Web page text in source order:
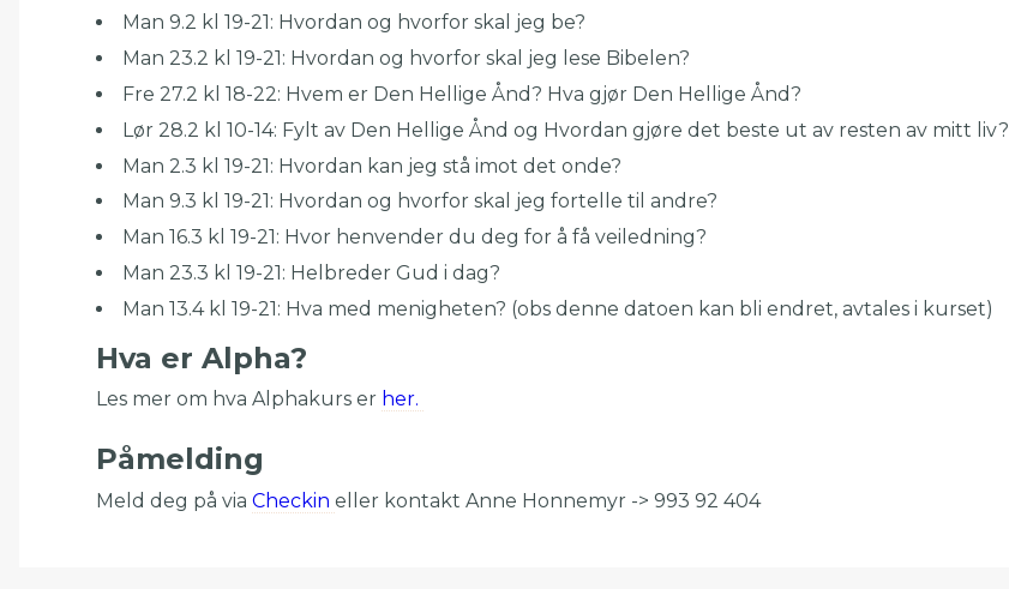
Man 9.2 kl 19-21: Hvordan og hvorfor skal jeg be?
Man 23.2 kl 19-21: Hvordan og hvorfor skal jeg lese Bibelen?
Fre 27.2 kl 18-22: Hvem er Den Hellige Ånd? Hva gjør Den Hellige Ånd?
Lør 28.2 kl 10-14: Fylt av Den Hellige Ånd og Hvordan gjøre det beste ut av resten av mitt liv?
Man 2.3 kl 19-21: Hvordan kan jeg stå imot det onde?
Man 9.3 kl 19-21: Hvordan og hvorfor skal jeg fortelle til andre?
Man 16.3 kl 19-21: Hvor henvender du deg for å få veiledning?
Man 23.3 kl 19-21: Helbreder Gud i dag?
Man 13.4 kl 19-21: Hva med menigheten? (obs denne datoen kan bli endret, avtales i kurset)
Hva er Alpha?
Les mer om hva Alphakurs er her.
Påmelding
Meld deg på via Checkin eller kontakt Anne Honnemyr -> 993 92 404